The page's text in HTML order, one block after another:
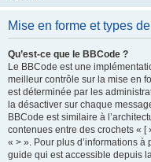
Mise en forme et types
Qu’est-ce que le BBCode ?
Le BBCode est une
meilleur contrôle sur la mise en
est déterminée par les
la désactiver sur chaque
BBCode est similaire à
contenues entre des crochets « [
« > ». Pour plus d’informations
guide qui est accessible depuis